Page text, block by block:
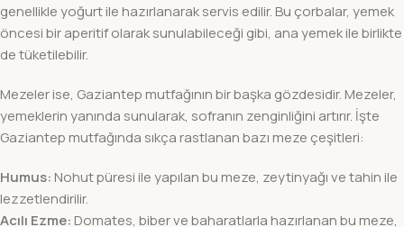
genellikle yoğurt ile hazırlanarak servis edilir. Bu çorbalar, yemek
öncesi bir aperitif olarak sunulabileceği gibi, ana yemek ile birlikte
de tüketilebilir.
Mezeler ise, Gaziantep mutfağının bir başka gözdesidir. Mezeler,
yemeklerin yanında sunularak, sofranın zenginliğini artırır. İşte
Gaziantep mutfağında sıkça rastlanan bazı meze çeşitleri:
Humus: Nohut püresi ile yapılan bu meze, zeytinyağı ve tahin ile
lezzetlendirilir.
Acılı Ezme: Domates, biber ve baharatlarla hazırlanan bu meze,